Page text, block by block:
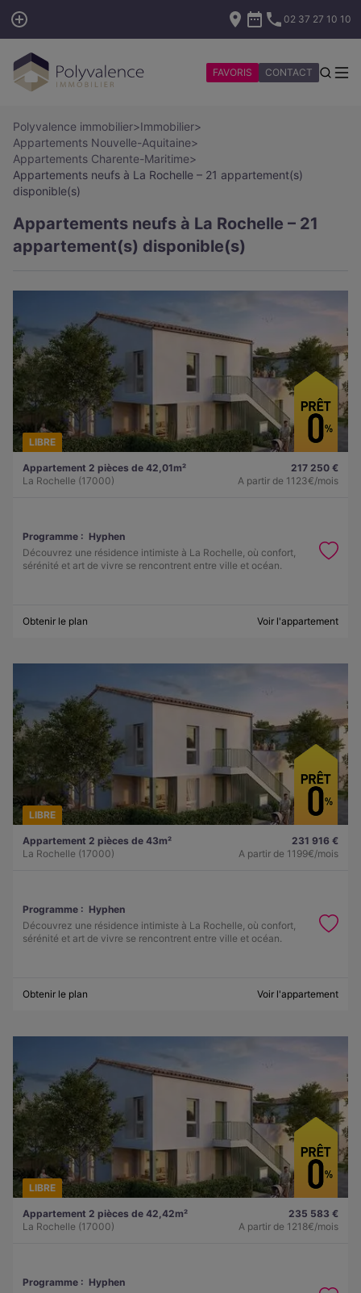
02 37 27 10 10
FAVORIS CONTACT
Polyvalence immobilier>Immobilier>
Appartements Nouvelle-Aquitaine>
Appartements Charente-Maritime>
Appartements neufs à La Rochelle – 21 appartement(s)
disponible(s)
Appartements neufs à La Rochelle – 21
appartement(s) disponible(s)
LIBRE
Appartement 2 pièces de 42,01m²
La Rochelle (17000)
217 250 €
A partir de 1123€/mois
Programme : Hyphen
Découvrez une résidence intimiste à La Rochelle, où confort,
sérénité et art de vivre se rencontrent entre ville et océan.
Obtenir le plan Voir l'appartement
LIBRE
Appartement 2 pièces de 43m²
La Rochelle (17000)
231 916 €
A partir de 1199€/mois
Programme : Hyphen
Découvrez une résidence intimiste à La Rochelle, où confort,
sérénité et art de vivre se rencontrent entre ville et océan.
Obtenir le plan Voir l'appartement
LIBRE
Appartement 2 pièces de 42,42m²
La Rochelle (17000)
235 583 €
A partir de 1218€/mois
Programme : Hyphen